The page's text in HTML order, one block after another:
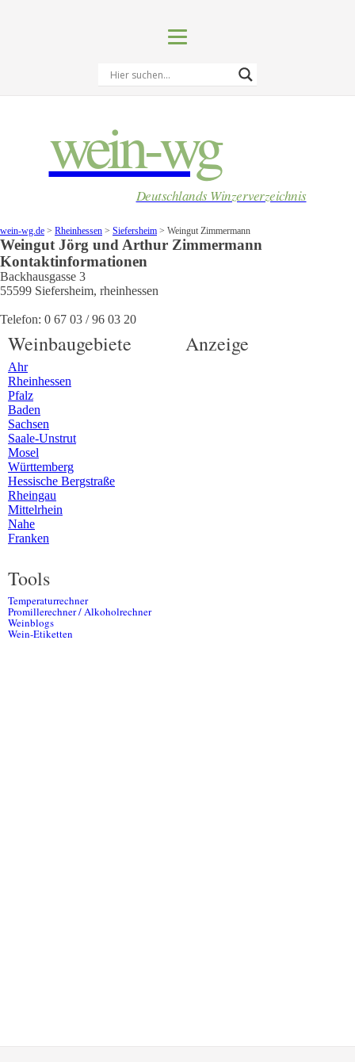
wein-wg
Deutschlands Winzerverzeichnis
wein-wg.de > Rheinhessen > Siefersheim > Weingut Zimmermann
Weingut Jörg und Arthur Zimmermann
Kontaktinformationen
Backhausgasse 3
55599 Siefersheim, rheinhessen
Telefon: 0 67 03 / 96 03 20
Weinbaugebiete
Ahr
Rheinhessen
Pfalz
Baden
Sachsen
Saale-Unstrut
Mosel
Württemberg
Hessische Bergstraße
Rheingau
Mittelrhein
Nahe
Franken
Tools
Temperaturrechner
Promillerechner / Alkoholrechner
Weinblogs
Wein-Etiketten
Anzeige